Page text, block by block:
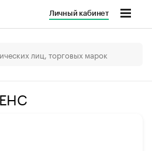
Личный кабинет